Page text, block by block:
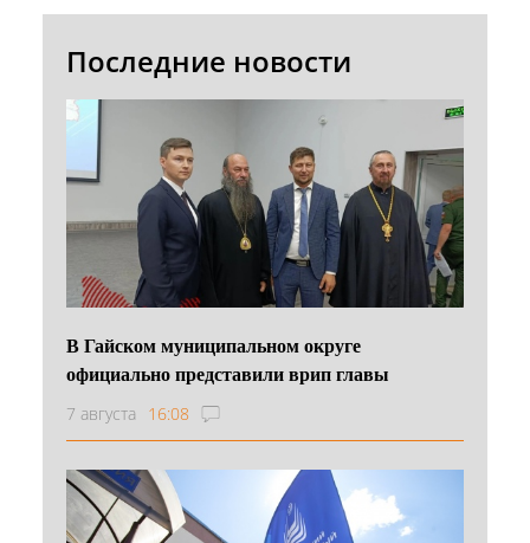
Последние новости
В Гайском муниципальном округе
официально представили врип главы
7 августа 16:08